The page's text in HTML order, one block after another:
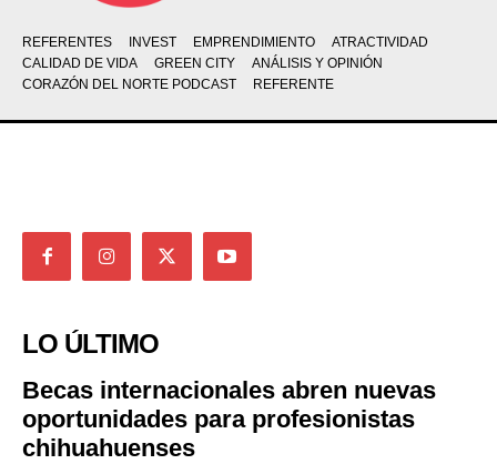
REFERENTES INVEST EMPRENDIMIENTO
ATRACTIVIDAD
CALIDAD DE VIDA
GREEN CITY
ANÁLISIS Y OPINIÓN
CORAZÓN DEL NORTE PODCAST
REFERENTE
LO ÚLTIMO
Becas internacionales abren nuevas
oportunidades para profesionistas
chihuahuenses